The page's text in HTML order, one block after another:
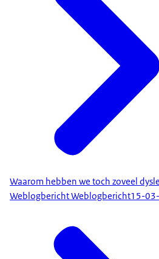
Waarom hebben we toch zoveel
Weblogbericht Weblogbericht15-